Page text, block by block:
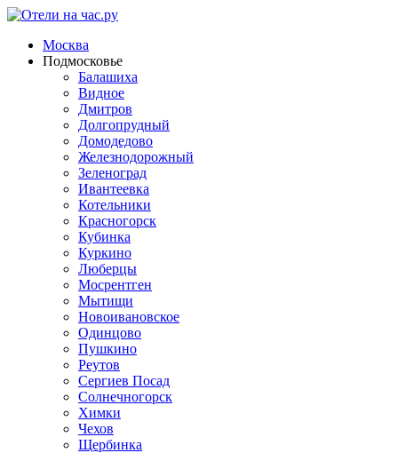
Москва
Подмосковье
Балашиха
Видное
Дмитров
Долгопрудный
Домодедово
Железнодорожный
Зеленоград
Ивантеевка
Котельники
Красногорск
Кубинка
Куркино
Люберцы
Мосрентген
Мытищи
Новоивановское
Одинцово
Пушкино
Реутов
Сергиев Посад
Солнечногорск
Химки
Чехов
Щербинка